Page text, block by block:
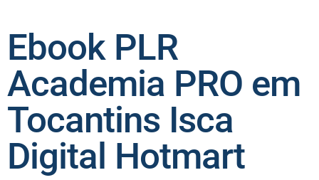
Ebook PLR
Academia PRO em
Tocantins Isca
Digital Hotmart